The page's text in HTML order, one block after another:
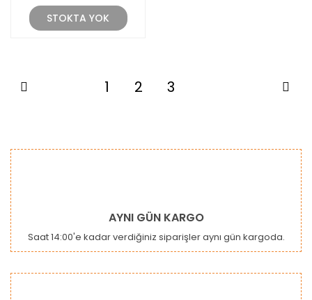
STOKTA YOK
1 2 3
AYNI GÜN KARGO
Saat 14:00'e kadar verdiğiniz siparişler aynı gün kargoda.